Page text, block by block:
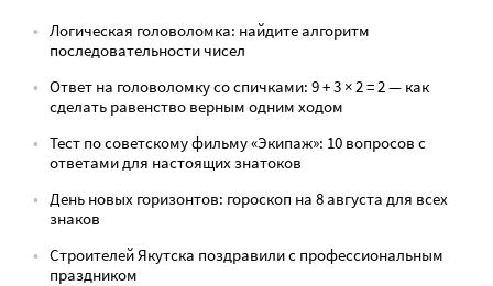
Логическая головоломка: найдите алгоритм
последовательности чисел
Ответ на головоломку со спичками: 9 + 3 × 2 = 2 — как
сделать равенство верным одним ходом
Тест по советскому фильму «Экипаж»: 10 вопросов с
ответами для настоящих знатоков
День новых горизонтов: гороскоп на 8 августа для всех
знаков
Строителей Якутска поздравили с профессиональным
праздником